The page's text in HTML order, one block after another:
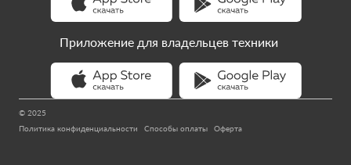
© 2025
Политика конфиденциальности
Способы оплаты Оферта
Приложение для владельцев техники